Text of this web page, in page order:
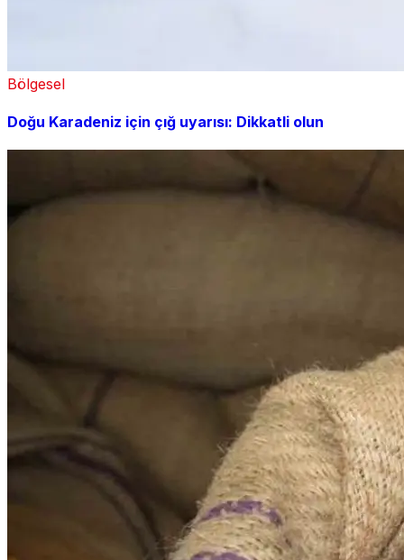
Bölgesel
Doğu Karadeniz için çığ uyarısı: Dikkatli olun